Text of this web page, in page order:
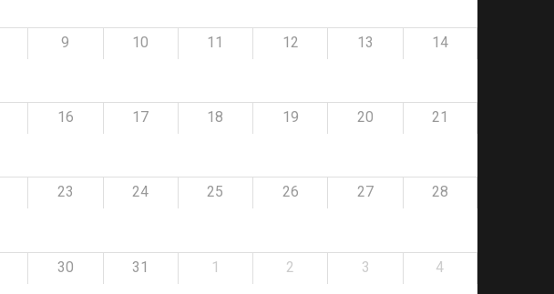
9 10 11 12 13 14
16 17 18 19 20 21
23 24 25 26 27 28
30 31 1 2 3 4